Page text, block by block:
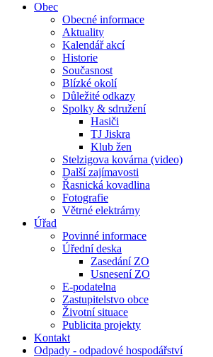
Obec
Obecné informace
Aktuality
Kalendář akcí
Historie
Současnost
Blízké okolí
Důležité odkazy
Spolky & sdružení
Hasiči
TJ Jiskra
Klub žen
Stelzigova kovárna (video)
Další zajímavosti
Řasnická kovadlina
Fotografie
Větrné elektrárny
Úřad
Povinné informace
Úřední deska
Zasedání ZO
Usnesení ZO
E-podatelna
Zastupitelstvo obce
Životní situace
Publicita projekty
Kontakt
Odpady - odpadové hospodářství